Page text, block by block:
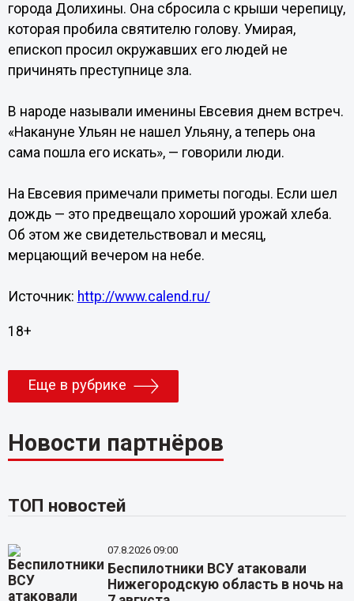
города Долихины. Она сбросила с крыши черепицу,
которая пробила святителю голову. Умирая,
епископ просил окружавших его людей не
причинять преступнице зла.
В народе называли именины Евсевия днем встреч.
«Накануне Ульян не нашел Ульяну, а теперь она
сама пошла его искать», — говорили люди.
На Евсевия примечали приметы погоды. Если шел
дождь — это предвещало хороший урожай хлеба.
Об этом же свидетельствовал и месяц,
мерцающий вечером на небе.
Источник: http://www.calend.ru/
18+
Еще в рубрике
Новости партнёров
ТОП новостей
07.8.2026 09:00
Беспилотники ВСУ атаковали
Нижегородскую область в ночь на